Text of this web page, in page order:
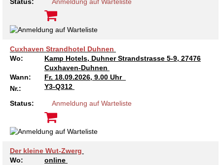
Cuxhaven Strandhotel Duhnen
Wo:
Kamp Hotels, Duhner Strandstrasse 5-9, 27476
Cuxhaven-Duhnen
Wann:
Fr. 18.09.2026, 9.00 Uhr
Nr.:
Y3-Q312
Status: Anmeldung auf Warteliste
Der kleine Wut-Zwerg
Wo:
online